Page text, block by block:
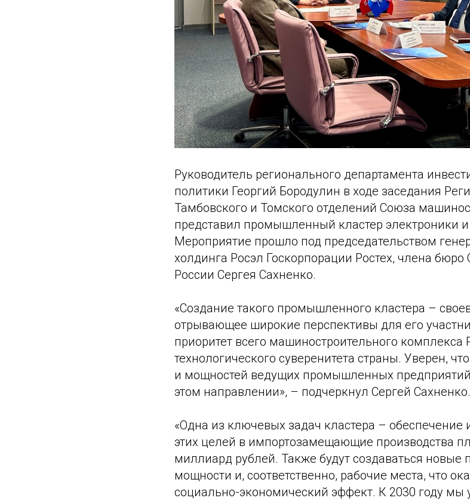
Руководитель регионального департамента
политики Георгий Бородулин в ходе заседания
Тамбовского и Томского отделений Союза
представил промышленный кластер электроники
Мероприятие прошло под председательством
холдинга Росэл Госкорпорации Ростех, члена
России Сергея Сахненко.
«Создание такого промышленного кластера –
отрывающее широкие перспективы для его
приоритет всего машиностроительного комплекса
технологического суверенитета страны. Уверен,
и мощностей ведущих промышленных
этом направлении», – подчеркнул Сергей Сахненко.
«Одна из ключевых задач кластера –
этих целей в импортозамещающие производства
миллиард рублей. Также будут создаваться новые
мощности и, соответственно, рабочие места, что
социально-экономический эффект. К 2030 году мы